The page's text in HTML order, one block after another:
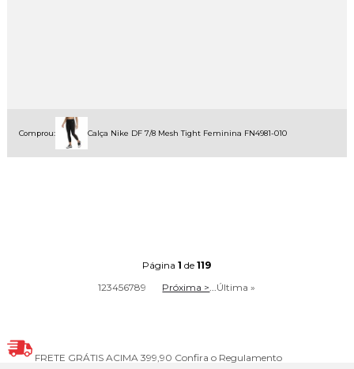
Comprou: Calça Nike DF 7/8 Mesh Tight Feminina FN4981-010
Página1 de119
123456789 Próxima >...Última »
FRETE GRÁTIS ACIMA 399,90 Confira o Regulamento